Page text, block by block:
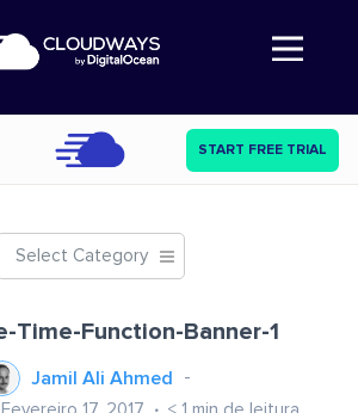
Abre a navegação
START FREE TRIAL
Select Category
Time-Function-Banner-1
Jamil Ali Ahmed